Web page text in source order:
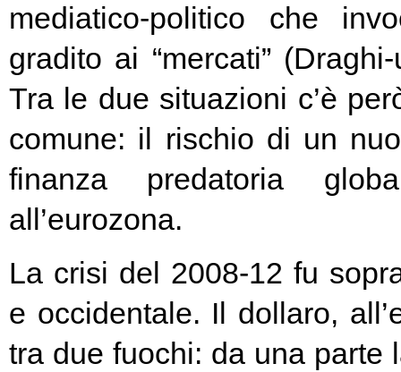
mediatico-politico che
gradito ai “mercati”
Tra le due situazioni c’è
comune: il rischio di un
finanza predatoria
all’eurozona.
La crisi del 2008-12 fu
e occidentale. Il dollaro,
tra due fuochi: da una parte